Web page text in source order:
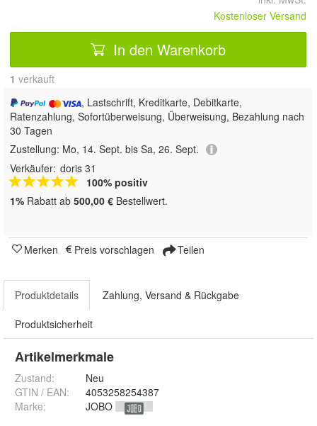
Kostenloser Versand
In den Warenkorb
1 verkauft
, Lastschrift, Kreditkarte, Debitkarte,
Ratenzahlung, Sofortüberweisung, Überweisung, Bezahlung nach
30 Tagen
Zustellung: Mo, 14. Sept. bis Sa, 26. Sept.
Verkäufer: doris 31
100% positiv
1% Rabatt ab 500,00 € Bestellwert.
Merken Preis vorschlagen Teilen
Produktdetails Zahlung, Versand & Rückgabe
Produktsicherheit
Artikelmerkmale
Zustand:
Neu
GTIN / EAN:
4053258254387
Marke:
JOBO